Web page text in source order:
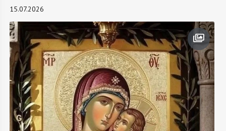
15.07.2026